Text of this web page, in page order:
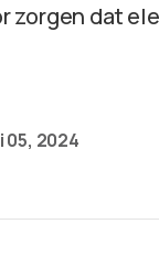
zorgen dat
05, 2024